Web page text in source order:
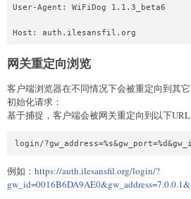
User-Agent: WiFiDog 1.1.3_beta6
网关重定向浏览
客户端浏览器在不同情况下会被重定向到其它
初始化请求：
基于捕捉，客户端会被网关重定向到以下URL
例如： https://auth.ilesansfil.org/login/?